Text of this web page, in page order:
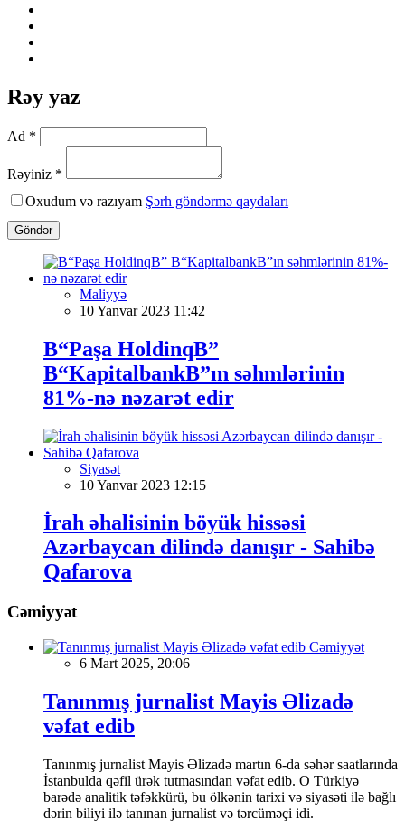
Rəy yaz
Ad *
Rəyiniz *
Oxudum və razıyam Şərh göndərmə qaydaları
Göndər
Maliyyə
10 Yanvar 2023 11:42
В“Paşa HoldinqВ”
В“KapitalbankВ”ın səhmlərinin
81%-nə nəzarət edir
Siyasət
10 Yanvar 2023 12:15
İrah əhalisinin böyük hissəsi
Azərbaycan dilində danışır - Sahibə
Qafarova
Cəmiyyət
Cəmiyyət
6 Mart 2025, 20:06
Tanınmış jurnalist Mayis Əlizadə
vəfat edib
Tanınmış jurnalist Mayis Əlizadə martın 6-da səhər saatlarında
İstanbulda qəfil ürək tutmasından vəfat edib. O Türkiyə
barədə analitik təfəkkürü, bu ölkənin tarixi və siyasəti ilə bağlı
dərin biliyi ilə tanınan jurnalist və tərcüməçi idi.